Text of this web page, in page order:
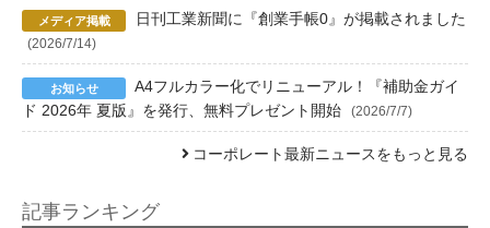
日刊工業新聞に『創業手帳0』が掲載されました
(2026/7/14)
A4フルカラー化でリニューアル！『補助金ガイ
ド 2026年 夏版』を発行、無料プレゼント開始
(2026/7/7)
コーポレート最新ニュースをもっと見る
記事ランキング